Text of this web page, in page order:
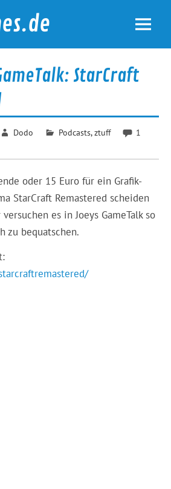
StarCraft
Dodo Podcasts,ztuff
1
oder 15 Euro für ein Grafik-
StarCraft Remastered scheiden
es in Joeys GameTalk so
zu bequatschen.